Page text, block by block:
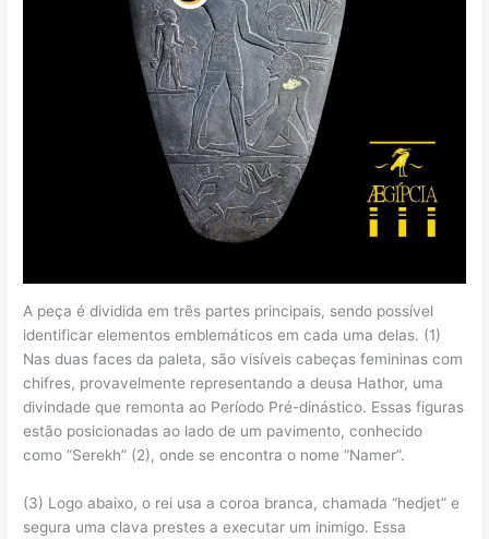
A peça é dividida em três partes principais, sendo possível
identificar elementos emblemáticos em cada uma delas. (1)
Nas duas faces da paleta, são visíveis cabeças femininas com
chifres, provavelmente representando a deusa Hathor, uma
divindade que remonta ao Período Pré-dinástico. Essas figuras
estão posicionadas ao lado de um pavimento, conhecido
como “Serekh” (2), onde se encontra o nome “Namer”.
(3) Logo abaixo, o rei usa a coroa branca, chamada “hedjet” e
segura uma clava prestes a executar um inimigo. Essa